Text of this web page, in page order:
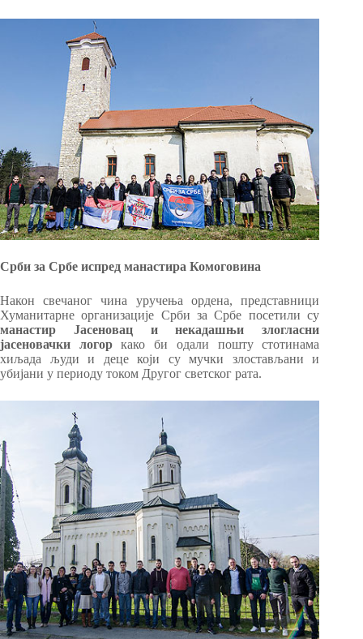
Срби за Србе испред манастира Комоговина
Након свечаног чина уручења ордена, представници
Хуманитарне организације Срби за Србе посетили су
манастир Јасеновац и некадашњи злогласни
јасеновачки логоркако би одали пошту стотинама
хиљада људи и деце који су мучки злостављани и
убијани у периоду током Другог светског рата.